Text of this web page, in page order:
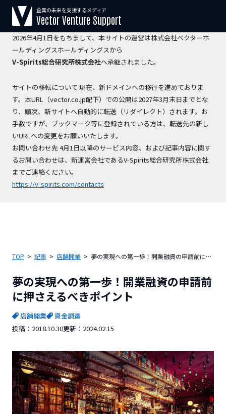
【運営会社変更のお知らせ】
2026年4月1日をもちまして、本サイトの運営は株式会社ベクターホ
ールディングスホールディングスから
V-Spirits総合研究所株式会社へ承継されました。
サイトの移転について 現在、新ドメインへの移行を進めておりま
す。本URL（vector.co.jp配下）での公開は2027年3月末日までとな
り、順次、新サイトへ自動的に転送（リダイレクト）されます。お
手数ですが、ブックマーク等に登録されている方は、転送先の新し
いURLへの変更をお願いいたします。
お問い合わせ先 4月1日以降のサービス内容、および記事内容に関す
るお問い合わせは、新運営会社であるV-Spirits総合研究所株式会社
までご連絡ください。
https://v-spirits.com/contacts
企業の未来を支援するメディア
Vector Venture Support
TOP 記事 店舗開業 夢の実現への第一歩！開業融資の申請前に押さえるべきポイント
夢の実現への第一歩！開業融資の申請前
に押さえるべきポイント
店舗開業
資金調達
投稿： 2018.10.30更新： 2024.02.15